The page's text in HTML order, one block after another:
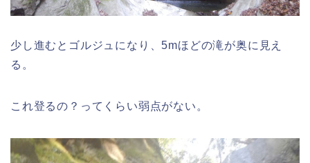
少し進むとゴルジュになり、5mほどの滝が奥に見え
る。
これ登るの？ってくらい弱点がない。